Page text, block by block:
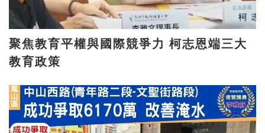
聚焦教育平權與國際競爭力 柯志恩端三大
教育政策